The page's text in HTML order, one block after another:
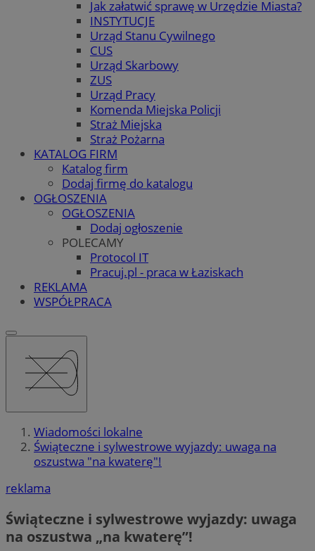
Jak załatwić sprawę w Urzędzie Miasta?
INSTYTUCJE
Urząd Stanu Cywilnego
CUS
Urząd Skarbowy
ZUS
Urząd Pracy
Komenda Miejska Policji
Straż Miejska
Straż Pożarna
KATALOG FIRM
Katalog firm
Dodaj firmę do katalogu
OGŁOSZENIA
OGŁOSZENIA
Dodaj ogłoszenie
POLECAMY
Protocol IT
Pracuj.pl - praca w Łaziskach
REKLAMA
WSPÓŁPRACA
Wiadomości lokalne
Świąteczne i sylwestrowe wyjazdy: uwaga na
oszustwa "na kwaterę"!
reklama
Świąteczne i sylwestrowe wyjazdy: uwaga
na oszustwa „na kwaterę”!